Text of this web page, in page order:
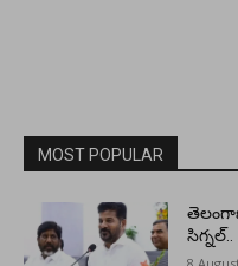
MOST POPULAR
సిగ్నల్..